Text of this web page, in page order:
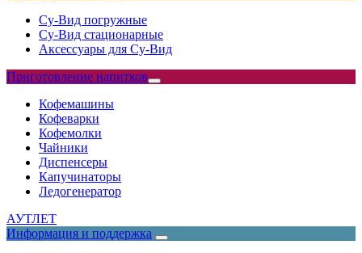
Су-Вид погружные
Су-Вид стационарные
Аксессуары для Су-Вид
Приготовление напитков
Кофемашины
Кофеварки
Кофемолки
Чайники
Диспенсеры
Капучинаторы
Ледогенератор
АУТЛЕТ
Информация и поддержка